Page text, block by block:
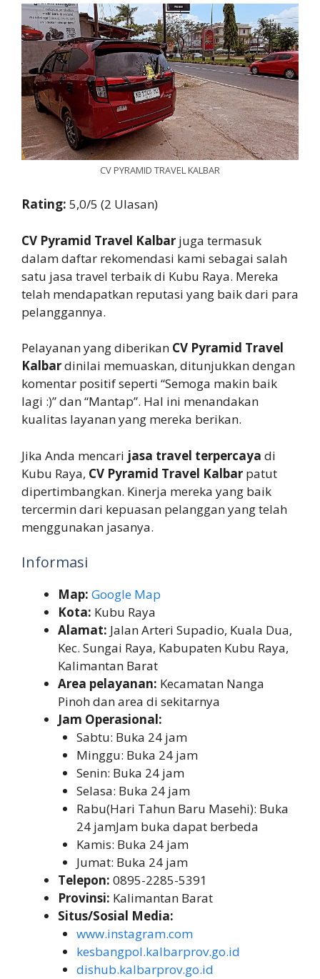
CV PYRAMID TRAVEL KALBAR
Rating: 5,0/5 (2 Ulasan)
CV Pyramid Travel Kalbar juga termasuk
dalam daftar rekomendasi kami sebagai salah
satu jasa travel terbaik di Kubu Raya. Mereka
telah mendapatkan reputasi yang baik dari para
pelanggannya.
Pelayanan yang diberikan CV Pyramid Travel
Kalbardinilai memuaskan, ditunjukkan dengan
komentar positif seperti “Semoga makin baik
lagi :)” dan “Mantap”. Hal ini menandakan
kualitas layanan yang mereka berikan.
Jika Anda mencari jasa travel terpercaya di
Kubu Raya, CV Pyramid Travel Kalbar patut
dipertimbangkan. Kinerja mereka yang baik
tercermin dari kepuasan pelanggan yang telah
menggunakan jasanya.
Informasi
Map: Google Map
Kota: Kubu Raya
Alamat: Jalan Arteri Supadio, Kuala Dua,
Kec. Sungai Raya, Kabupaten Kubu Raya,
Kalimantan Barat
Area pelayanan: Kecamatan Nanga
Pinoh dan area di sekitarnya
Jam Operasional:
Sabtu: Buka 24 jam
Minggu: Buka 24 jam
Senin: Buka 24 jam
Selasa: Buka 24 jam
Rabu(Hari Tahun Baru Masehi): Buka
24 jamJam buka dapat berbeda
Kamis: Buka 24 jam
Jumat: Buka 24 jam
Telepon: 0895-2285-5391
Provinsi: Kalimantan Barat
Situs/Sosial Media:
www.instagram.com
kesbangpol.kalbarprov.go.id
dishub.kalbarprov.go.id